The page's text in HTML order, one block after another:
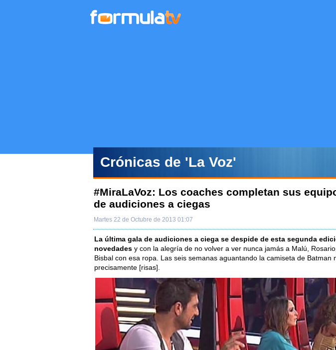
Crónicas de 'La Voz'
#MiraLaVoz: Los coaches completan sus
de audiciones a ciegas
Martes 22 de Octubre de 2013 01:07
La última gala de audiciones a ciega se despide de esta segunda
novedades y con la alegría de no volver a ver nunca jamás a Malú,
Bisbal con esa ropa. Las seis semanas aguantando la camiseta de Batman
precisamente [risas].